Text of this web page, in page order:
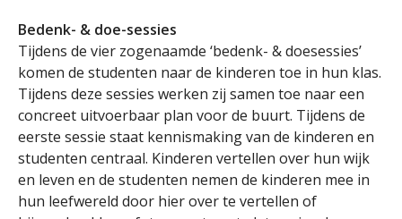
Bedenk- & doe-sessies
Tijdens de vier zogenaamde ‘bedenk- & doesessies’
komen de studenten naar de kinderen toe in hun klas.
Tijdens deze sessies werken zij samen toe naar een
concreet uitvoerbaar plan voor de buurt. Tijdens de
eerste sessie staat kennismaking van de kinderen en
studenten centraal. Kinderen vertellen over hun wijk
en leven en de studenten nemen de kinderen mee in
hun leefwereld door hier over te vertellen of